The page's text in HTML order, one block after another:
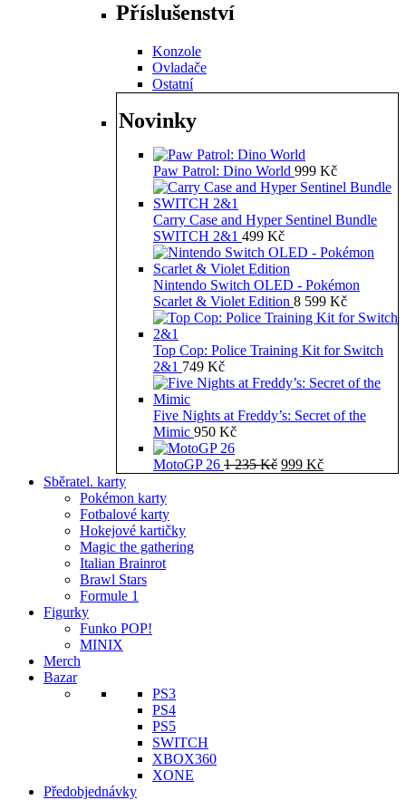
Příslušenství
Konzole
Ovladače
Ostatní
Novinky
Paw Patrol: Dino World 999 Kč
Carry Case and Hyper Sentinel Bundle
SWITCH 2&1 499 Kč
Nintendo Switch OLED - Pokémon
Scarlet & Violet Edition 8 599 Kč
Top Cop: Police Training Kit for Switch
2&1 749 Kč
Five Nights at Freddy’s: Secret of the
Mimic 950 Kč
MotoGP 26 1 235Kč Původní
999 KčAktuální
Sběratel. karty
Pokémon karty
Fotbalové karty
Hokejové kartičky
Magic the gathering
Italian Brainrot
Brawl Stars
Formule 1
Figurky
Funko POP!
MINIX
Merch
Bazar
PS3
PS4
PS5
SWITCH
XBOX360
XONE
Předobjednávky